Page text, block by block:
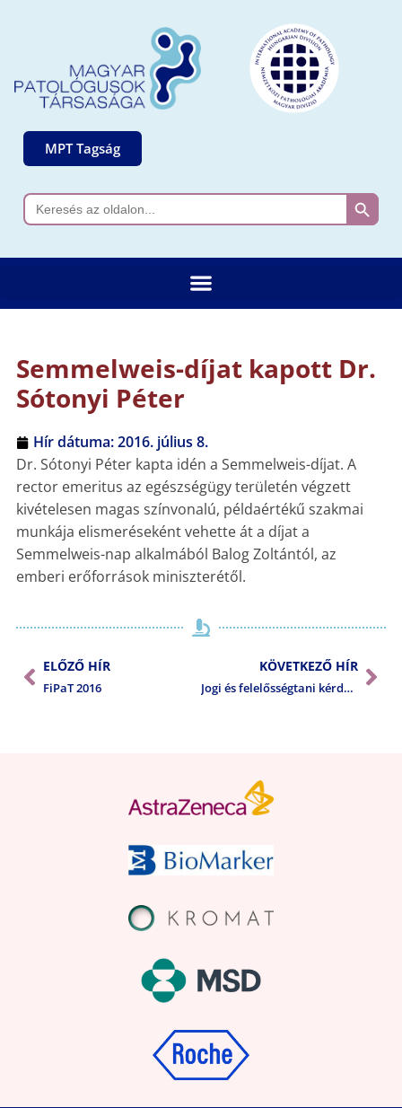
MPT Tagság
Search
for:
Search
Semmelweis-díjat kapott Dr.
Sótonyi Péter
Hír dátuma:2016. július 8.
Dr. Sótonyi Péter kapta idén a Semmelweis-díjat. A
rector emeritus az egészségügy területén végzett
kivételesen magas színvonalú, példaértékű szakmai
munkája elismeréseként vehette át a díjat a
Semmelweis-nap alkalmából Balog Zoltántól, az
emberi erőforrások miniszterétől.
ELŐZŐ HÍR
FiPaT 2016
KÖVETKEZŐ HÍR
Jogi és felelősségtani kérdések a patológiában